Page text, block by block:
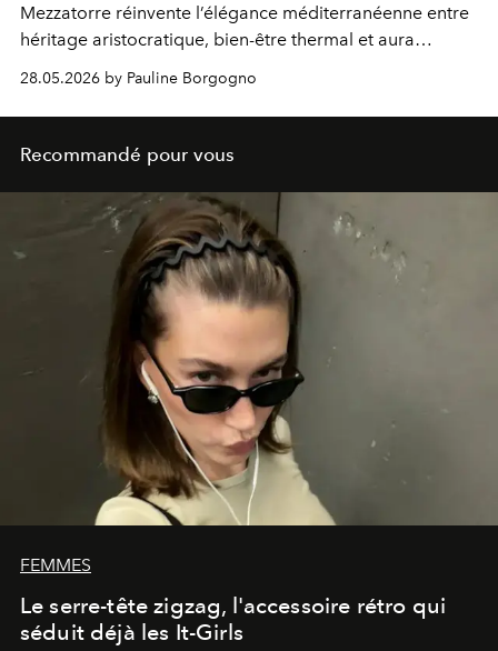
Mezzatorre réinvente l’élégance méditerranéenne entre
héritage aristocratique, bien-être thermal et aura
28.05.2026 by Pauline Borgogno
Recommandé pour vous
FEMMES
Le serre-tête zigzag, l'accessoire rétro qui
séduit déjà les It-Girls